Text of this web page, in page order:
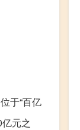
于“百亿
元之